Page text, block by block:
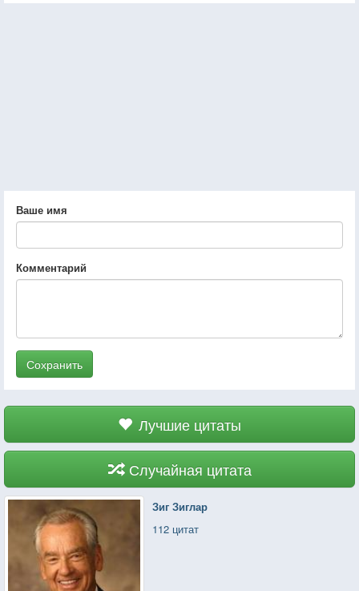
Ваше имя
Комментарий
Сохранить
Лучшие цитаты
Случайная цитата
Зиг Зиглар
112 цитат